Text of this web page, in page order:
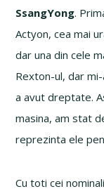
SsangYong.
Actyon, cea mai
dar una din cele
Rexton-ul, dar
a avut dreptate.
masina, am stat
reprezinta ele
Cu toti cei